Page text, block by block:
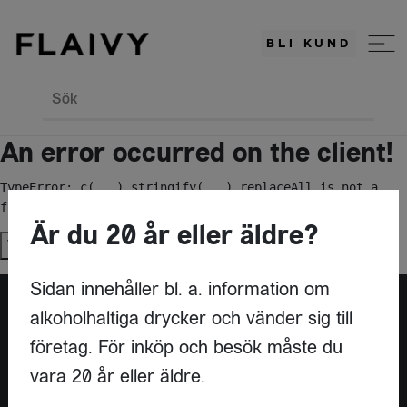
BLI KUND
Sök
An error occurred on the client!
TypeError: c(...).stringify(...).replaceAll is not a
function
Try again
Är du leverantör?
Är du 20 år eller äldre?
Sidan innehåller bl. a. information om
alkoholhaltiga drycker och vänder sig till
företag. För inköp och besök måste du
vara 20 år eller äldre.